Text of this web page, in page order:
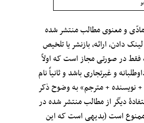
و معنوی مطالب منتشر شده
دادن، ارائه، بازنشر یا تلخیص
در صورتی مجاز است که اولاً
و غیرتجاری باشد و ثانیاً نام
نویسنده + مترجم» به وضوح ذکر
دیگر از مطالب منتشر شده در
ممنوع است (بدیهی است که این